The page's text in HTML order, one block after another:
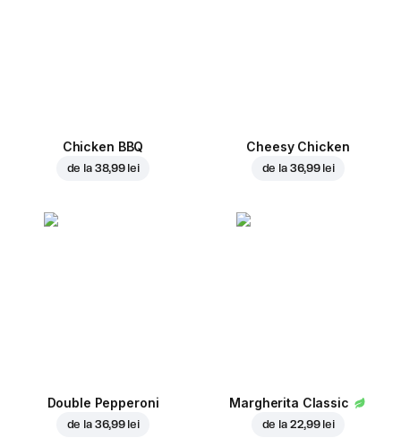
Chicken BBQ
de la 38,99 lei
Cheesy Chicken
de la 36,99 lei
Double Pepperoni
de la 36,99 lei
Margherita Classic
de la 22,99 lei